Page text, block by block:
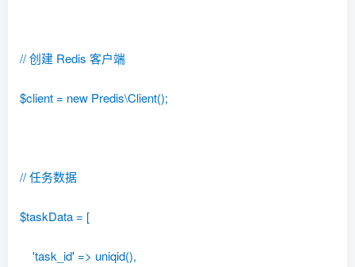
// 创建 Redis 客户端
$client = new Predis\Client();
// 任务数据
$taskData = [
'task_id' => uniqid(),